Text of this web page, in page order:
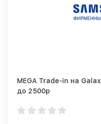
MEGA Trade-in на
до 2500р